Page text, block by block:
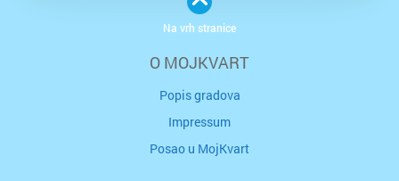
O MOJKVART
Popis gradova
Impressum
Posao u MojKvart
Na vrh stranice